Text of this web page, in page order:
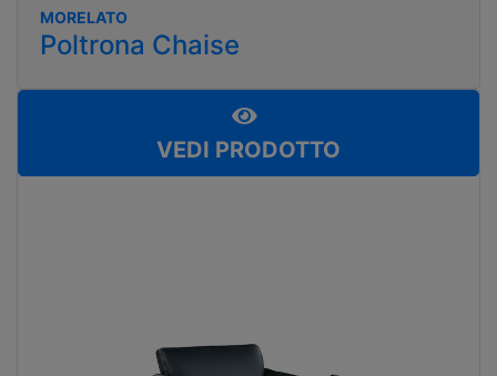
MORELATO
Poltrona Chaise
VEDI PRODOTTO